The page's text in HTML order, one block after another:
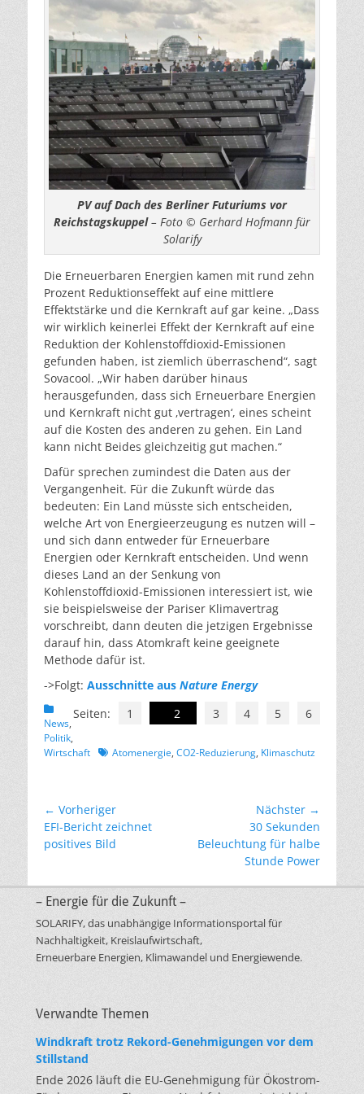
PV auf Dach des Berliner Futuriums vor
Reichstagskuppel– Foto © Gerhard Hofmann für
Solarify
Die Erneuerbaren Energien kamen mit rund zehn
Prozent Reduktionseffekt auf eine mittlere
Effektstärke und die Kernkraft auf gar keine. „Dass
wir wirklich keinerlei Effekt der Kernkraft auf eine
Reduktion der Kohlenstoffdioxid-Emissionen
gefunden haben, ist ziemlich überraschend“, sagt
Sovacool. „Wir haben darüber hinaus
herausgefunden, dass sich Erneuerbare Energien
und Kernkraft nicht gut ‚vertragen‘, eines scheint
auf die Kosten des anderen zu gehen. Ein Land
kann nicht Beides gleichzeitig gut machen.“
Dafür sprechen zumindest die Daten aus der
Vergangenheit. Für die Zukunft würde das
bedeuten: Ein Land müsste sich entscheiden,
welche Art von Energieerzeugung es nutzen will –
und sich dann entweder für Erneuerbare
Energien oder Kernkraft entscheiden. Und wenn
dieses Land an der Senkung von
Kohlenstoffdioxid-Emissionen interessiert ist, wie
sie beispielsweise der Pariser Klimavertrag
vorschreibt, dann deuten die jetzigen Ergebnisse
darauf hin, dass Atomkraft keine geeignete
Methode dafür ist.
->Folgt: Ausschnitte aus Nature Energy
Seiten:
1 2 3 4 5 6
Kategorien
News,
Politik,
Wirtschaft Schlagworte
Atomenergie, CO2-Reduzierung, Klimaschutz
Beitragsnavigation
← Vorheriger
Vorheriger
Beitrag:
EFI-Bericht zeichnet
positives Bild
Nächster →
Beitrag:
30 Sekunden
Beleuchtung für halbe
Stunde Power
– Energie für die Zukunft –
SOLARIFY, das unabhängige Informationsportal für
Nachhaltigkeit, Kreislaufwirtschaft,
Erneuerbare Energien, Klimawandel und Energiewende.
Verwandte Themen
Windkraft trotz Rekord-Genehmigungen vor dem
Stillstand
Ende 2026 läuft die EU-Genehmigung für Ökostrom-